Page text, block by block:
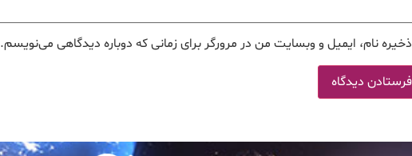
ذخیره نام، ایمیل و وبسایت من در مرورگر برای زمانی که دوباره دیدگاهی می‌نویسم.